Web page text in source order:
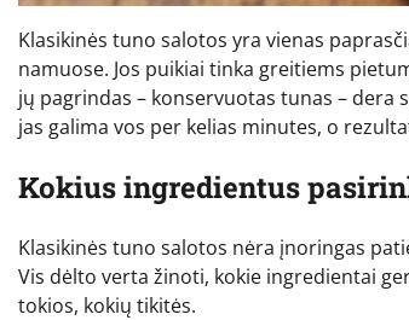
Klasikinės tuno salotos yra vienas
namuose. Jos puikiai tinka greitiems
jų pagrindas – konservuotas tunas – dera
jas galima vos per kelias minutes, o
Kokius ingredientus
Klasikinės tuno salotos nėra įnoringas
Vis dėlto verta žinoti, kokie ingredientai
tokios, kokių tikitės.